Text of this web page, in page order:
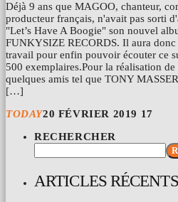
Déjà 9 ans que MAGOO, chanteur,
producteur français, n'avait pas sorti
"Let’s Have A Boogie" son nouvel
FUNKYSIZE RECORDS. Il aura donc
travail pour enfin pouvoir écouter ce
500 exemplaires.Pour la réalisation
quelques amis tel que TONY
[…]
TODAY20 FÉVRIER 2019 17
RECHERCHER
ARTICLES RÉCENTS